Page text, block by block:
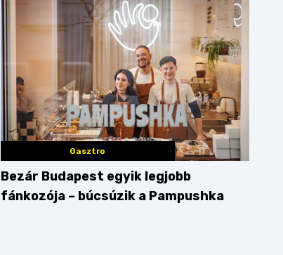
Gasztro
Bezár Budapest egyik legjobb
fánkozója – búcsúzik a Pampushka